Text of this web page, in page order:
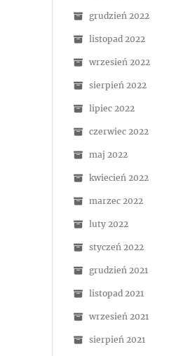
grudzień 2022
listopad 2022
wrzesień 2022
sierpień 2022
lipiec 2022
czerwiec 2022
maj 2022
kwiecień 2022
marzec 2022
luty 2022
styczeń 2022
grudzień 2021
listopad 2021
wrzesień 2021
sierpień 2021